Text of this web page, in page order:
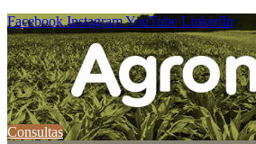
Facebook InstagramYouTube LinkedIn
Consultas